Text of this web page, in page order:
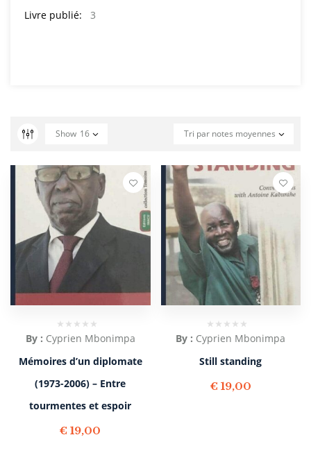
Livre publié:
3
Tri par notes moyennes
Show 16
By : Cyprien Mbonimpa
Mémoires d’un diplomate
(1973-2006) – Entre
tourmentes et espoir
€ 19,00
By : Cyprien Mbonimpa
Still standing
€ 19,00